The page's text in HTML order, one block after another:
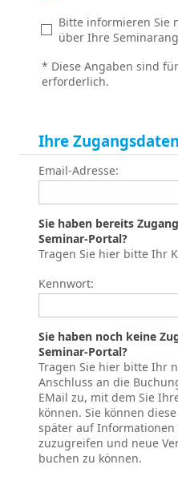
Bitte informieren Sie
über Ihre
* Diese Angaben sind
erforderlich.
Ihre Zugangsdaten
Email-Adresse:
Sie haben bereits
Seminar-Portal?
Tragen Sie hier bitte Ihr
Kennwort:
Sie haben noch keine
Seminar-Portal?
Tragen Sie hier bitte Ihr
Anschluss an die
EMail zu, mit dem Sie
können. Sie können
später auf
zuzugreifen und neue
buchen zu können.